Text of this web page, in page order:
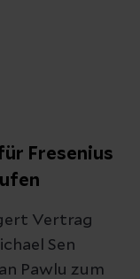
Fresenius
Vertrag
Sen
Pawlu zum